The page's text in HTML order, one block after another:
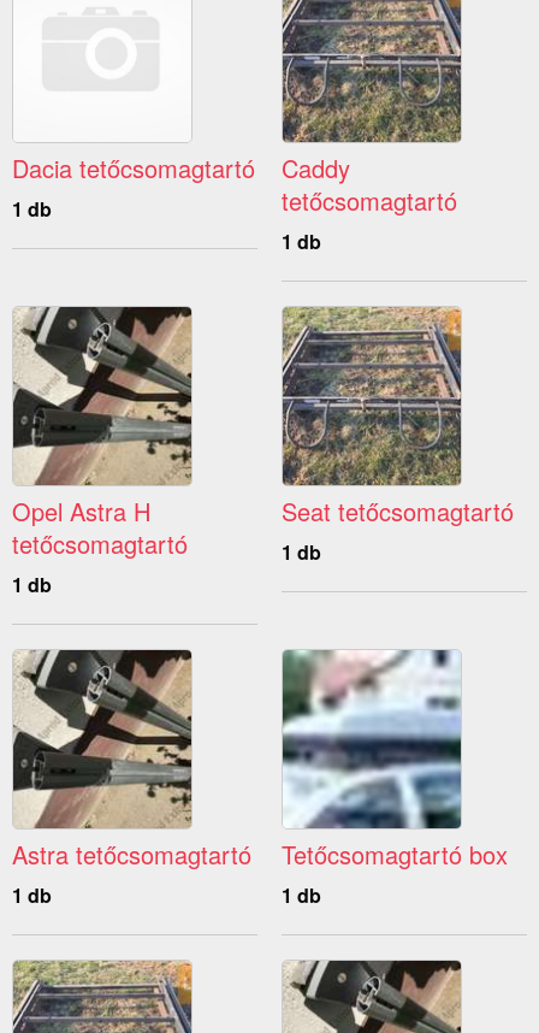
Dacia tetőcsomagtartó
1 db
Caddy
tetőcsomagtartó
1 db
Opel Astra H
tetőcsomagtartó
1 db
Seat tetőcsomagtartó
1 db
Astra tetőcsomagtartó
1 db
Tetőcsomagtartó box
1 db